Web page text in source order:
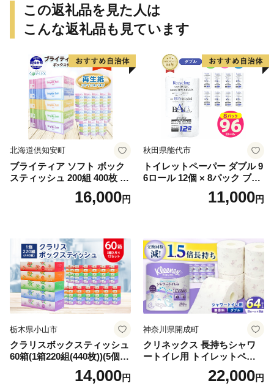
この返礼品を見た人は
こんな返礼品も見ています
北海道倶知安町
ブライティア ソフト ボック
スティッシュ 200組 400枚 60
箱 日本製 まとめ買い ティッ
シュ リサイクル 長持 防災 常
倶知安町 日用品
16,000円
秋田県能代市
トイレットペーパー ダブル 9
6ロール 12個 × 8パック ブラ
ンカ 再生紙 100％ 芯あり 日
用品 消耗品 無香料 生活用品
11,000円
栃木県小山市
クラリスボックスティッシュ
60箱(1箱220組(440枚))(5個入
り×12セット)【1256759】
14,000円
神奈川県開成町
クリネックス 長持ちシャワ
ートイレ用 トイレットペー
パー（ダブル）64ロール(8ロ
ール×8パック) 開成町 トイレ
22,000円